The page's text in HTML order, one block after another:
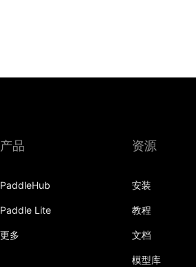
产品
PaddleHub
Paddle Lite
更多
资源
安装
教程
文档
模型库